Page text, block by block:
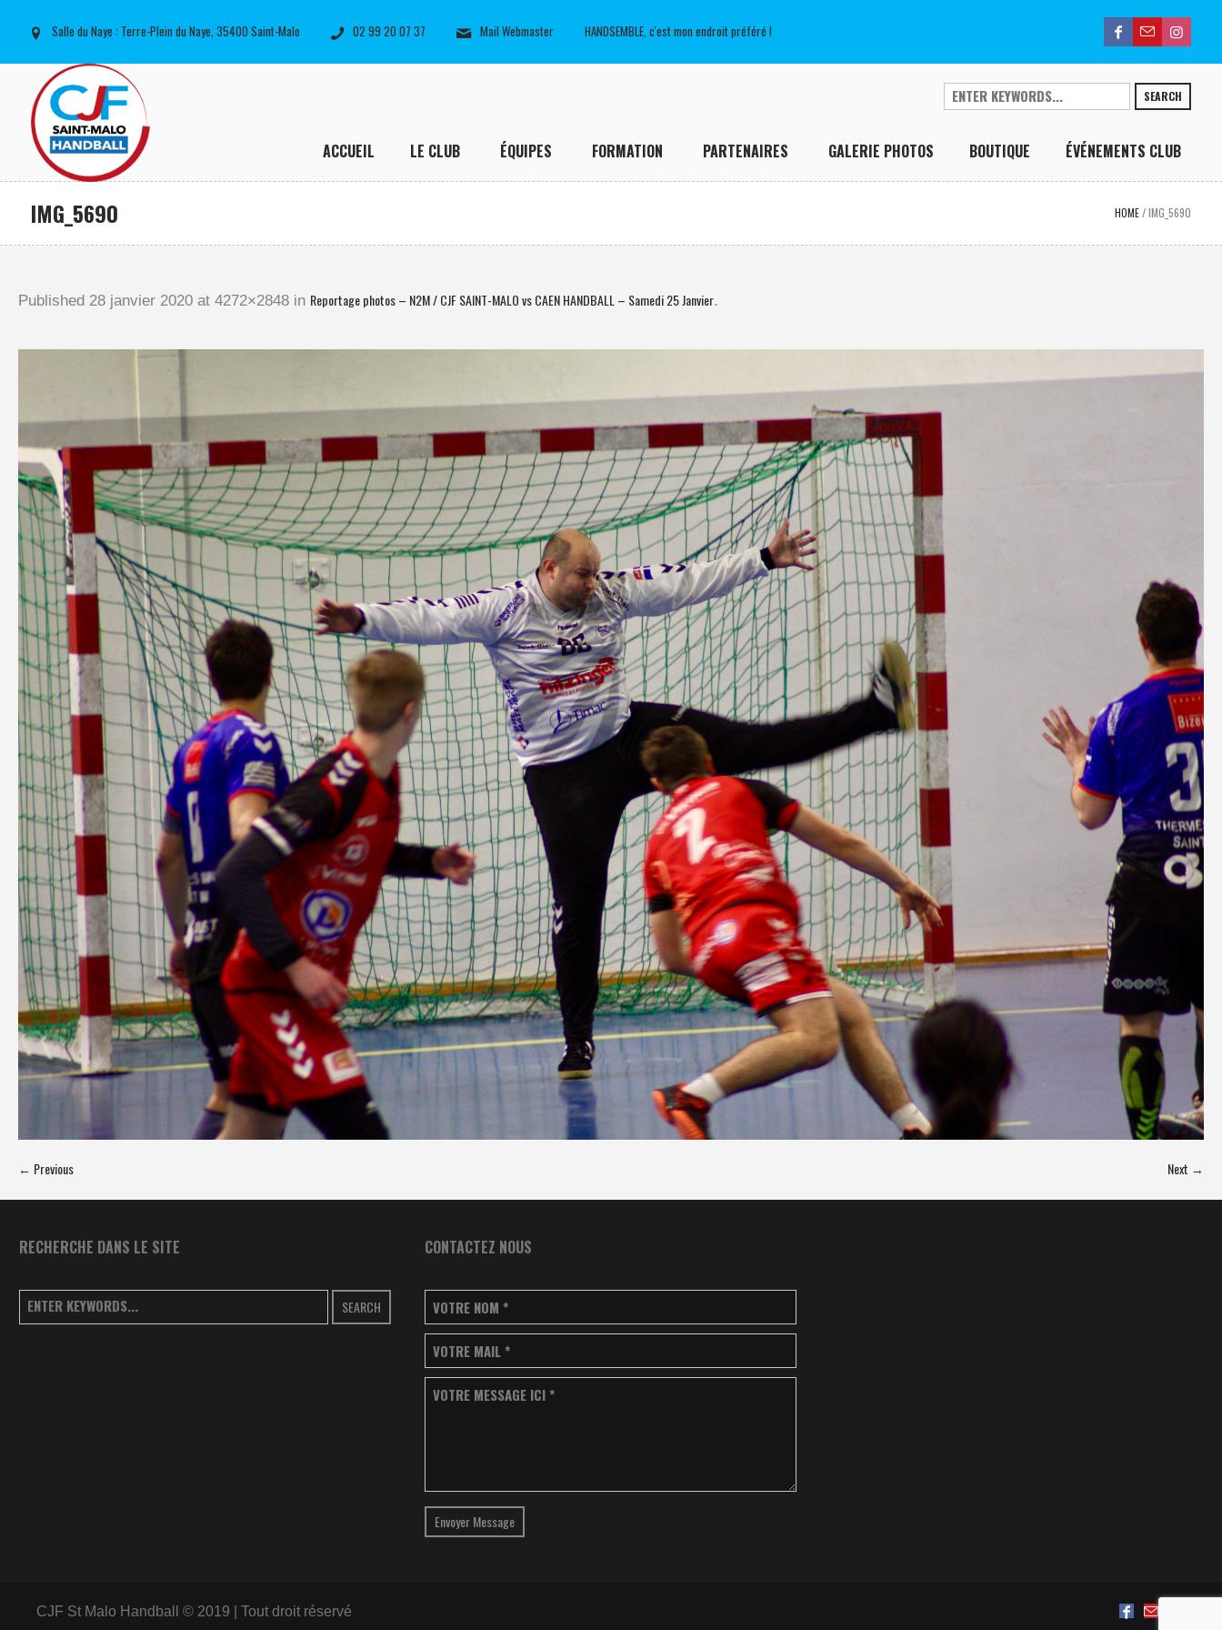
Salle du Naye : Terre-Plein du Naye, 35400 Saint-Malo 02 99 20 07 37 Mail Webmaster HANDSEMBLE, c'est mon endroit préféré !
SEARCH
ACCUEIL LE CLUB ÉQUIPES FORMATION PARTENAIRES GALERIE PHOTOS BOUTIQUE ÉVÉNEMENTS CLUB
IMG_5690 HOME /IMG_5690
Published 28 janvier 2020 at 4272×2848 in Reportage photos – N2M / CJF SAINT-MALO vs CAEN HANDBALL – Samedi 25 Janvier.
← Previous Next →
RECHERCHE DANS LE SITE
SEARCH
CONTACTEZ NOUS
VOTRE NOM *
VOTRE MAIL *
VOTRE MESSAGE ICI *
Envoyer Message
CJF St Malo Handball © 2019 | Tout droit réservé